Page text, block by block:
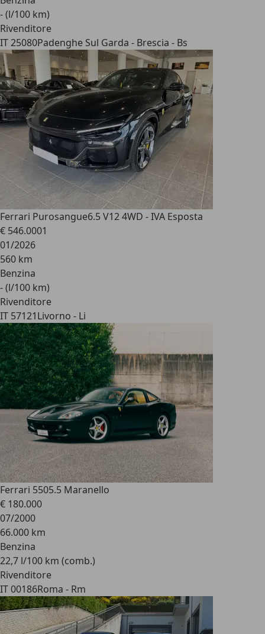
- (l/100 km)
Rivenditore
IT 25080Padenghe Sul Garda - Brescia - Bs
Ferrari Purosangue6.5 V12 4WD - IVA Esposta
€ 546.0001
01/2026
560 km
Benzina
- (l/100 km)
Rivenditore
IT 57121Livorno - Li
Ferrari 5505.5 Maranello
€ 180.000
07/2000
66.000 km
Benzina
22,7 l/100 km (comb.)
Rivenditore
IT 00186Roma - Rm